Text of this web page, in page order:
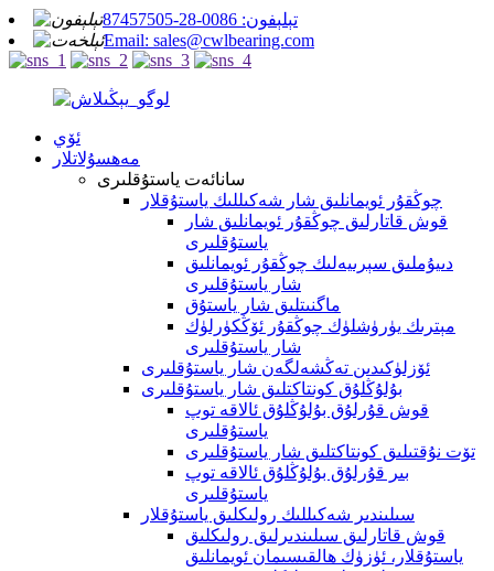
تېلېفون: 0086-28-87457505
Email: sales@cwlbearing.com
ئۆي
مەھسۇلاتلار
سانائەت ياستۇقلىرى
چوڭقۇر ئويمانلىق شار شەكىللىك ياستۇقلار
قوش قاتارلىق چوڭقۇر ئويمانلىق شار
ياستۇقلىرى
دىيۇملىق سېرىيەلىك چوڭقۇر ئويمانلىق
شار ياستۇقلىرى
ماگنىتلىق شار ياستۇق
مېترىك يۈرۈشلۈك چوڭقۇر ئۆڭكۈرلۈك
شار ياستۇقلىرى
ئۆزلۈكىدىن تەڭشەلگەن شار ياستۇقلىرى
بۇلۇڭلۇق كونتاكتلىق شار ياستۇقلىرى
قوش قۇرلۇق بۇلۇڭلۇق ئالاقە توپ
ياستۇقلىرى
تۆت نۇقتىلىق كونتاكتلىق شار ياستۇقلىرى
بىر قۇرلۇق بۇلۇڭلۇق ئالاقە توپ
ياستۇقلىرى
سىلىندىر شەكىللىك رولىكلىق ياستۇقلار
قوش قاتارلىق سىلىندىرلىق رولىكلىق
ياستۇقلار، ئۈزۈك ھالقىسىمان ئويمانلىق